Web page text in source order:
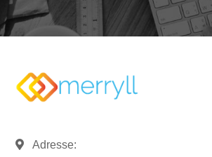
Adresse: